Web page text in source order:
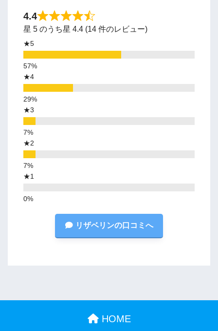
4.4
星 5 のうち星 4.4 (14 件のレビュー)
★5
★4
★3
★2
★1
リザベリンの口コミへ
HOME